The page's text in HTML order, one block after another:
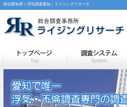
探偵愛知県｜浮気調査愛知｜ライジングリサーチ